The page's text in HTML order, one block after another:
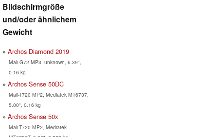
Bildschirmgröße
und/oder ähnlichem
Gewicht
Archos Diamond 2019
Mali-G72 MP3, unknown, 6.39",
0.16 kg
Archos Sense 50DC
Mali-T720 MP2, Mediatek MT6737,
5.00", 0.16 kg
Archos Sense 50x
Mali-T720 MP2, Mediatek